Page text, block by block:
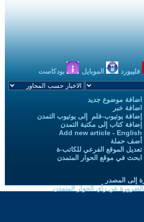
فليبورد الموبايل بودكاست
اضافة موضوع جديد
اضافة خبر
إضافة يوتيوب-فلم إلى يوتيوب التمدن
إضافة كتاب إلى مكتبة التمدن
Add new article - English
أضف حملة
تعديل الموقع الفرعي للكاتب-ة
ابحث في موقع الحوار المتمدن
إلى المصدر
عن رأي الحوار المتمدن